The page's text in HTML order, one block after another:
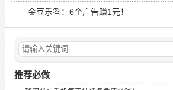
金豆乐答：6个广告赚1元！
推荐必做